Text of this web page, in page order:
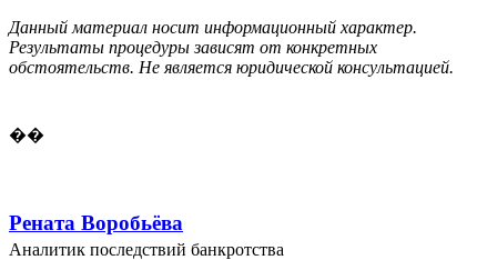
Данный материал носит информационный характер.
Результаты процедуры зависят от конкретных
обстоятельств. Не является юридической консультацией.
��
Рената Воробьёва
Аналитик последствий банкротства